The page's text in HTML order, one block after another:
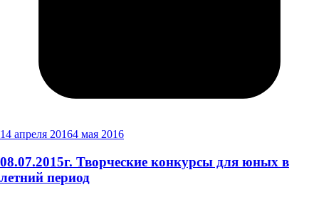
14 апреля 20164 мая 2016
08.07.2015г. Творческие конкурсы для юных в
летний период